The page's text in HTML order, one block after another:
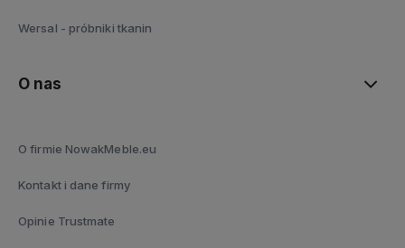
Wersal - próbniki tkanin
O nas
O firmie NowakMeble.eu
Kontakt i dane firmy
Opinie Trustmate